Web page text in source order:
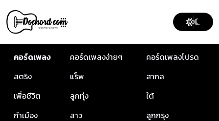
คอร์ดเพลง คอร์ดเพลงง่ายๆ
คอร์ดเพลงโปรด
สตริง
แร็พ
สากล
เพื่อชีวิต
ลูกทุ่ง
ใต้
กำเมือง
ลาว
ลูกกรุง